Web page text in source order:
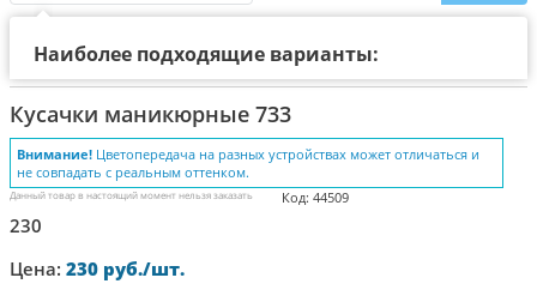
Наиболее подходящие варианты:
Главная Каталог Галантерея Инструменты для
Кусачки маникюрные 733
Внимание! Цветопередача на разных устройствах может отличаться и
не совпадать с реальным оттенком.
Данный товар в настоящий момент нельзя заказать Код: 44509
230
Цена: 230 руб./шт.